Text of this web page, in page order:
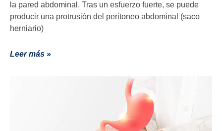
la pared abdominal. Tras un esfuerzo fuerte, se puede
producir una protrusión del peritoneo abdominal (saco
herniario)
Leer más »